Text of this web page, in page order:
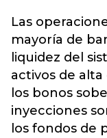
Las
mayoría de
liquidez del
activos de
los bonos
inyecciones
los fondos de